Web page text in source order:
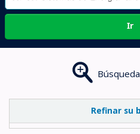
Ir
Refinar su